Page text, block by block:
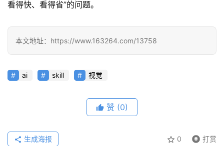
程
看得快、看得省”的问题。
本文地址：https://www.163264.com/13758
ai skill 视觉
赞 (0)
0 打赏
生成海报